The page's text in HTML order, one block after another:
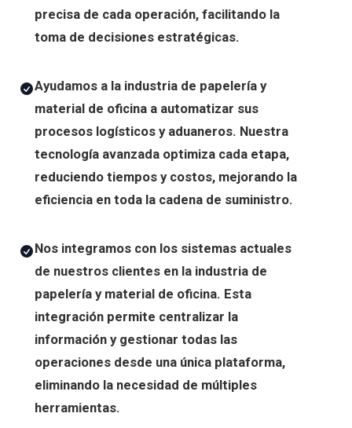
precisa de cada operación, facilitando la
toma de decisiones estratégicas.
Ayudamos a la industria de papelería y
material de oficina a automatizar sus
procesos logísticos y aduaneros. Nuestra
tecnología avanzada optimiza cada etapa,
reduciendo tiempos y costos, mejorando la
eficiencia en toda la cadena de suministro.
Nos integramos con los sistemas actuales
de nuestros clientes en la industria de
papelería y material de oficina. Esta
integración permite centralizar la
información y gestionar todas las
operaciones desde una única plataforma,
eliminando la necesidad de múltiples
herramientas.